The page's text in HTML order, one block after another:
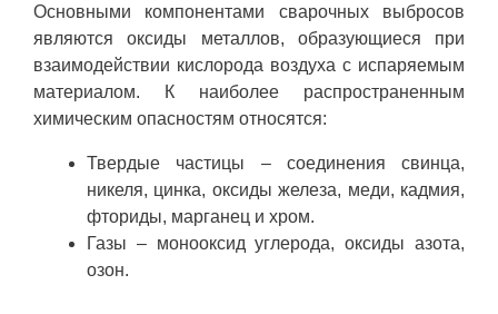
Основными компонентами сварочных выбросов
являются оксиды металлов, образующиеся при
взаимодействии кислорода воздуха с испаряемым
материалом. К наиболее распространенным
химическим опасностям относятся:
Твердые частицы – соединения свинца,
никеля, цинка, оксиды железа, меди, кадмия,
фториды, марганец и хром.
Газы – монооксид углерода, оксиды азота,
озон.